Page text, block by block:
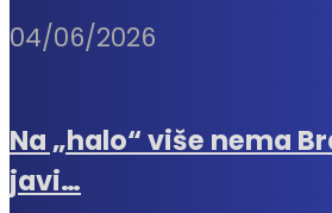
04/06/2026
Na „halo“ više nema
javi…